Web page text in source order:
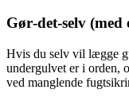
Gør‑det‑selv
Hvis du selv vil lægge
undergulvet er i orden,
ved manglende